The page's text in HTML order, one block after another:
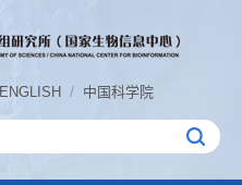
ENGLISH / 中国科学院